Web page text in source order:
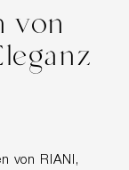
von
von RIANI,